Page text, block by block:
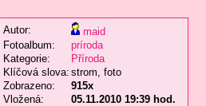
Autor:
maid
Fotoalbum:
príroda
Kategorie:
Příroda
Klíčová slova: strom, foto
Zobrazeno:
915x
Vložená:
05.11.2010 19:39 hod.